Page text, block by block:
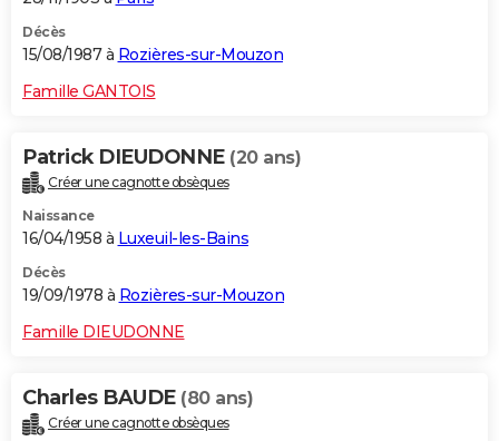
Décès
15/08/1987 à Rozières-sur-Mouzon
Famille GANTOIS
Patrick DIEUDONNE (20 ans)
Créer une cagnotte obsèques
Naissance
16/04/1958 à Luxeuil-les-Bains
Décès
19/09/1978 à Rozières-sur-Mouzon
Famille DIEUDONNE
Charles BAUDE (80 ans)
Créer une cagnotte obsèques